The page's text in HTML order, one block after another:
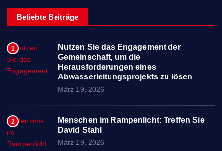
Beliebte Beiträge
1
Nutzen Sie das Engagement der
Gemeinschaft, um die
Herausforderungen eines
Abwasserleitungsprojekts zu lösen
März 19, 2026
2
Menschen im Rampenlicht: Treffen Sie
David Stahl
März 19, 2026